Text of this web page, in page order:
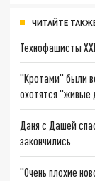
ЧИТАЙТЕ
Технофашисты
"Кротами" были
охотятся "живые
Даня с Дашей
закончились
"Очень плохие